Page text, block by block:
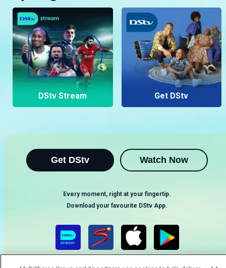
DStv Stream Get DStv
Get DStv Watch Now
Every moment, right at your fingertip.
Download your favourite DStv App.